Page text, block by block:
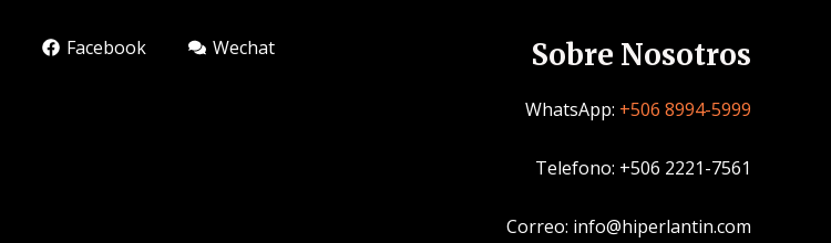
Facebook Wechat Sobre Nosotros
WhatsApp: +506 8994-5999
Telefono: +506 2221-7561
Correo: info@hiperlantin.com